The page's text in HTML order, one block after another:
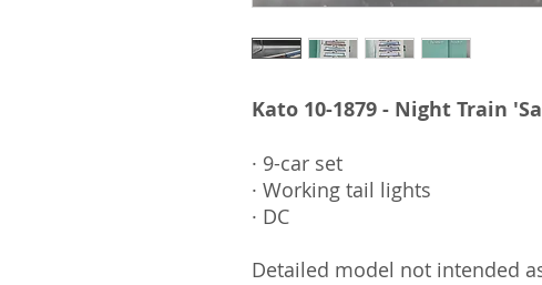
Kato 10-1879 - Night Train
· 9-car set
· Working tail lights
· DC
Detailed model not intended